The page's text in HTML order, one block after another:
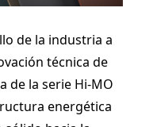
de la industria a
técnica de
de la serie Hi-MO
energética